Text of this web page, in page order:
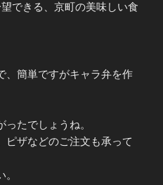
できる、京町の美味しい食
、簡単ですがキャラ弁を作
たでしょうね。
ピザなどのご注文も承って